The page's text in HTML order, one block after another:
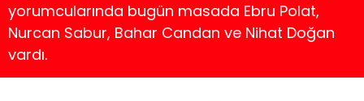
yorumcularında bugün masada Ebru Polat,
Nurcan Sabur, Bahar Candan ve Nihat Doğan
vardı.